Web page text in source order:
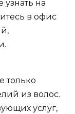
на
в офис
только
из волос.
услуг,